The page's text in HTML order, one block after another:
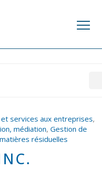
services aux entreprises,
médiation, Gestion de
résiduelles